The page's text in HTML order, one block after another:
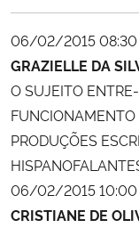
Ministério da Cidadania
Ministério da Saúde
Ministério de Minas e
06/02/2015 08:30
GRAZIELLE DA
O SUJEITO
PRODUÇÕES
06/02/2015 10:00
CRISTIANE DE